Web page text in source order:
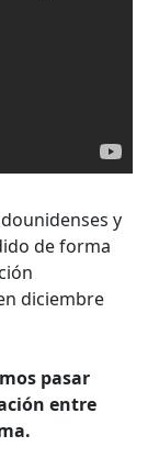
y
de forma
diciembre
pasar
entre